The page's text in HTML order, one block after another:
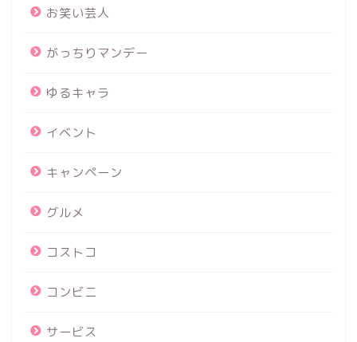
お笑い芸人
がっちりマンデー
ゆるキャラ
イベント
キャンペーン
グルメ
コストコ
コンビニ
サービス